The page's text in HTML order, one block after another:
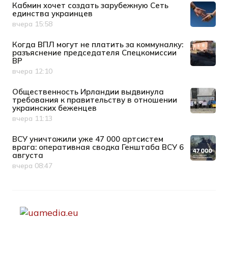
Кабмин хочет создать зарубежную Сеть
единства украинцев
Дата публикации
вчера 15:58
Когда ВПЛ могут не платить за коммуналку:
разъяснение председателя Спецкомиссии
ВР
Дата публикации
вчера 12:10
Общественность Ирландии выдвинула
требования к правительству в отношении
украинских беженцев
Дата публикации
вчера 11:13
ВСУ уничтожили уже 47 000 артсистем
врага: оперативная сводка Генштаба ВСУ 6
августа
Дата публикации
вчера 08:47